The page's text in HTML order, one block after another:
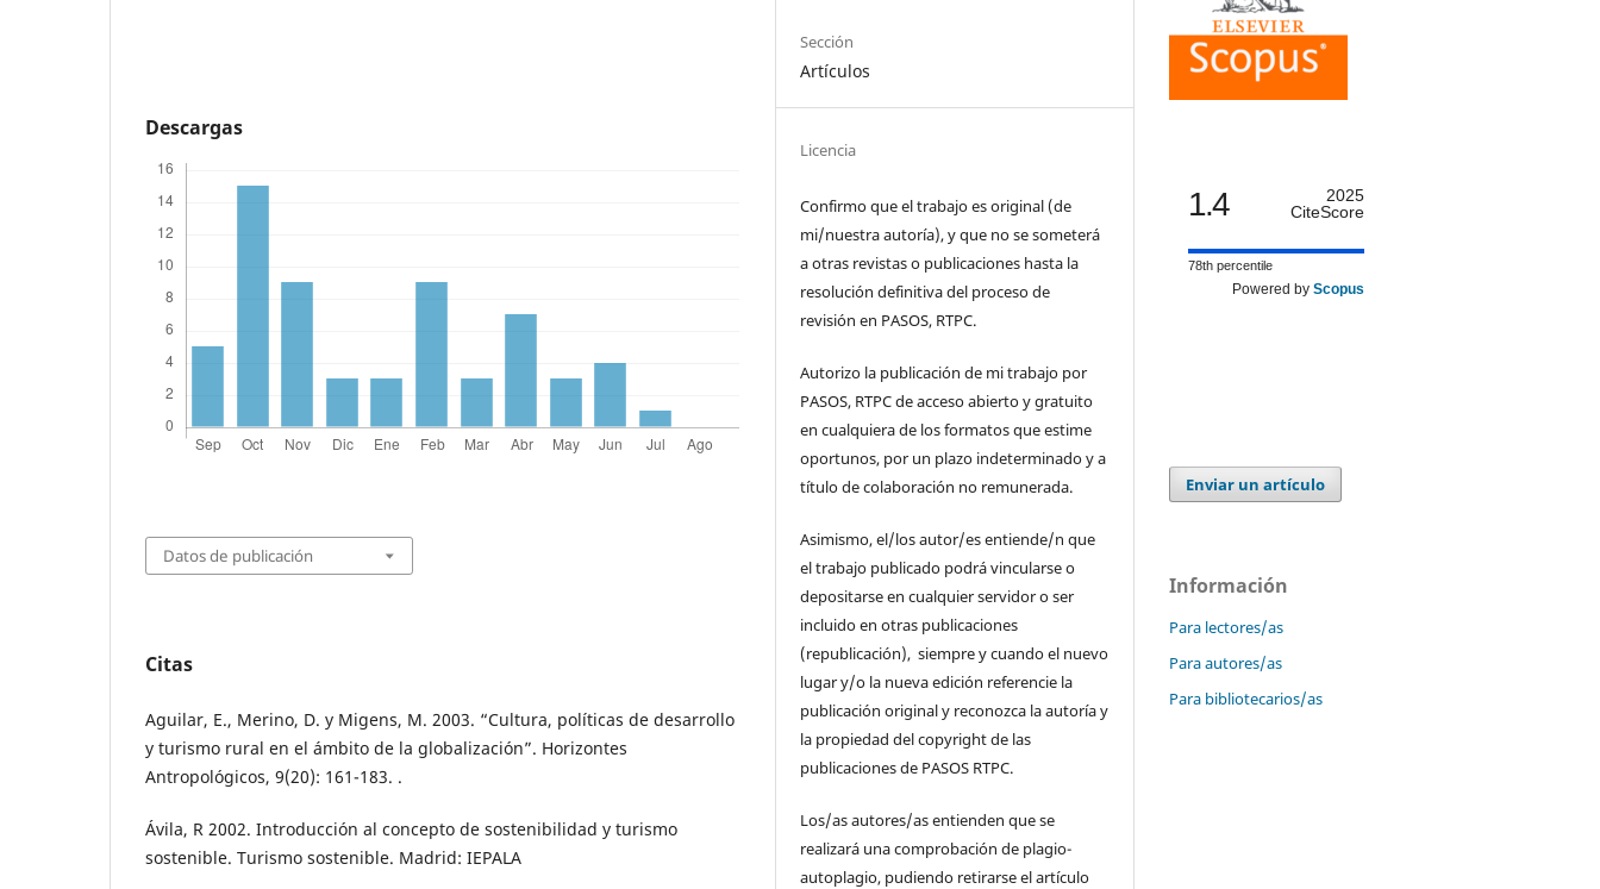
Descargas
Datos de publicación
Citas
Aguilar, E., Merino, D. y Migens, M. 2003. “Cultura, políticas de desarrollo
y turismo rural en el ámbito de la globalización”. Horizontes
Antropológicos, 9(20): 161-183. .
Ávila, R 2002. Introducción al concepto de sostenibilidad y turismo
sostenible. Turismo sostenible. Madrid: IEPALA
Sección
Artículos
Licencia
Confirmo que el trabajo es original (de
mi/nuestra autoría), y que no se someterá
a otras revistas o publicaciones hasta la
resolución definitiva del proceso de
revisión en PASOS, RTPC.
Autorizo la publicación de mi trabajo por
PASOS, RTPC de acceso abierto y gratuito
en cualquiera de los formatos que estime
oportunos, por un plazo indeterminado y a
título de colaboración no remunerada.
Asimismo, el/los autor/es entiende/n que
el trabajo publicado podrá vincularse o
depositarse en cualquier servidor o ser
incluido en otras publicaciones
(republicación), siempre y cuando el nuevo
lugar y/o la nueva edición referencie la
publicación original y reconozca la autoría y
la propiedad del copyright de las
publicaciones de PASOS RTPC.
Los/as autores/as entienden que se
realizará una comprobación de plagio-
autoplagio, pudiendo retirarse el artículo
1.4
2025
CiteScore
78th percentile
Powered by Scopus
Enviar un artículo
Información
Para lectores/as
Para autores/as
Para bibliotecarios/as